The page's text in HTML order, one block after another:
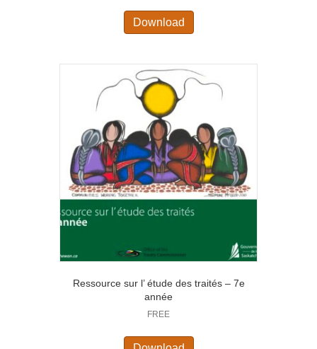
Download
Ressource sur l’ étude des traités – 7e
année
FREE